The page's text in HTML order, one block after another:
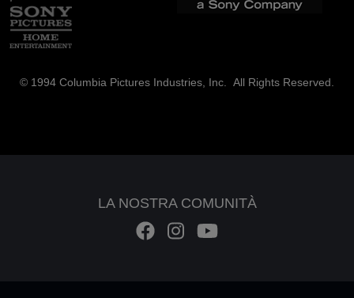
© 1994 Columbia Pictures Industries, Inc. All Rights Reserved.
LA NOSTRA COMUNITÀ